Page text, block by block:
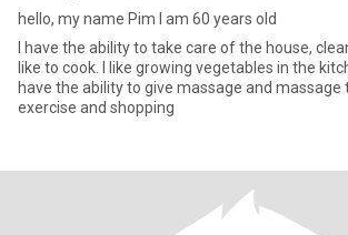
hello, my name Pim I am 60 years old
I have the ability to take care of the house,
like to cook. I like growing vegetables in the kitchen garden and
have the ability to give massage and massage
exercise and shopping